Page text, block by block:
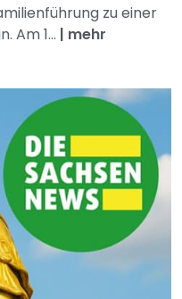
zu einer
Am 1... | mehr